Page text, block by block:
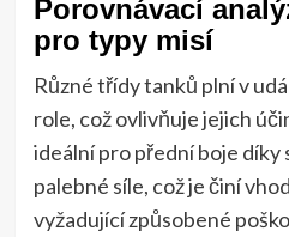
Porovnávací
pro typy misí
Různé třídy tanků plní v
role, což ovlivňuje jejich
ideální pro přední boje díky
palebné síle, což je činí
vyžadující způsobené